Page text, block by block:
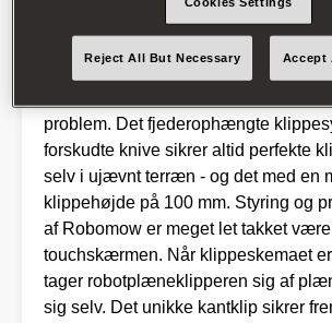
problem. Det fjederophængte
forskudte knive sikrer altid perfekte
selv i ujævnt terræn - og det med en
klippehøjde på 100 mm. Styring og
af Robomow er meget let takket
touchskærmen. Når klippeskemaet
tager robotplæneklipperen sig af
sig selv. Det unikke kantklip sikrer
Reject All But Necessary Accept